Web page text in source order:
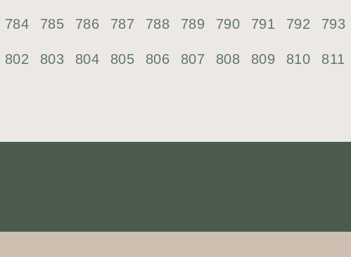
784 785 786 787 788 789 790 791 792 793
802 803 804 805 806 807 808 809 810 811